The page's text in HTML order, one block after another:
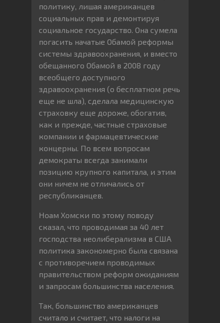
политику, лишая американцев
социальных прав и демонтируя
социальное государство. Она сумела
погасить начатые Обамой реформы
системы здравоохранения, и вместо
обещанного Обамой в 2008 году
всеобщего доступного
здравоохранения (о бесплатном речь
еще не шла), сделала медицинскую
страховку еще дороже, обогатив,
как и прежде, частные страховые
компании и фармацевтические
концерны. По всем вопросам
демократы всегда занимали
позицию крупного капитала, и этим
они ничем не отличались от
республиканцев.
Ноам Хомски по этому поводу
сказал, что проводимая за 40 лет
господства неолиберализма в США
политика закономерно была связана
с противоречием проводимых
правительством реформ ожиданиям
и запросам большинства населения.
Так, большинство американцев
считало и считает, что налоги на